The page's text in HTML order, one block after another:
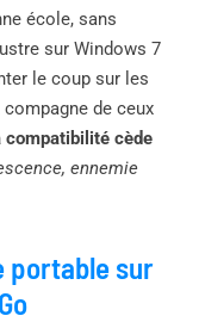
école, sans
sur Windows 7
le coup sur les
de ceux
compatibilité cède
ennemie
portable sur